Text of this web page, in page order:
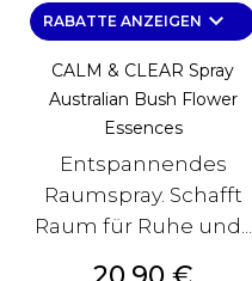
RABATTE ANZEIGEN keyboard_arrow_down
CALM & CLEAR Spray
Australian Bush Flower
Essences
Entspannendes
Raumspray. Schafft
Raum für Ruhe und...